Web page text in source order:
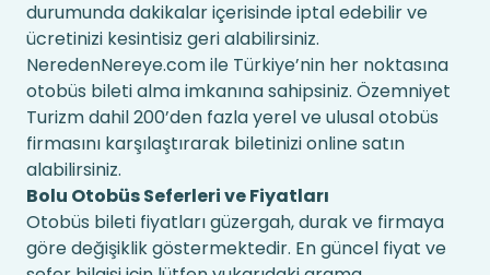
durumunda dakikalar içerisinde iptal edebilir ve
ücretinizi kesintisiz geri alabilirsiniz.
NeredenNereye.com ile Türkiye’nin her noktasına
otobüs bileti alma imkanına sahipsiniz. Özemniyet
Turizm dahil 200’den fazla yerel ve ulusal otobüs
firmasını karşılaştırarak biletinizi online satın
alabilirsiniz.
Bolu Otobüs Seferleri ve Fiyatları
Otobüs bileti fiyatları güzergah, durak ve firmaya
göre değişiklik göstermektedir. En güncel fiyat ve